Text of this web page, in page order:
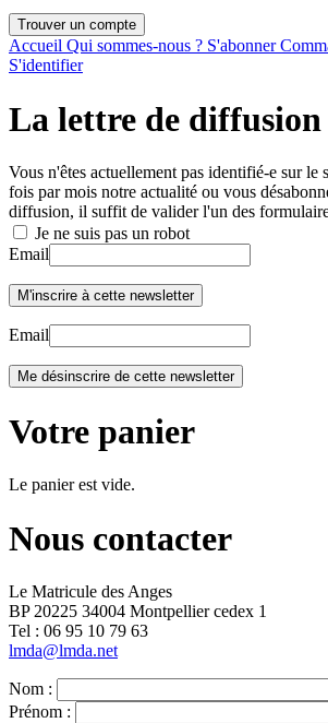
Accueil Qui sommes-nous ? S'abonner
S'identifier
La lettre de diffusion
Vous n'êtes actuellement pas identifié-e sur le
fois par mois notre actualité ou vous
diffusion, il suffit de valider l'un des
Je ne suis pas un robot
Email
Email
Votre panier
Le panier est vide.
Nous contacter
Le Matricule des Anges
BP 20225 34004 Montpellier cedex 1
Tel : ‭06 95 10 79 63
lmda@lmda.net
Nom :
Prénom :